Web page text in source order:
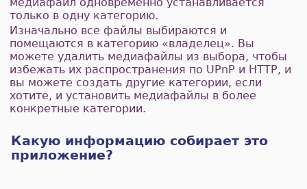
только в одну категорию.
Изначально все файлы выбираются и
помещаются в категорию «владелец». Вы
можете удалить медиафайлы из выбора, чтобы
избежать их распространения по UPnP и HTTP, и
вы можете создать другие категории, если
хотите, и установить медиафайлы в более
конкретные категории.
Какую информацию собирает это
приложение?